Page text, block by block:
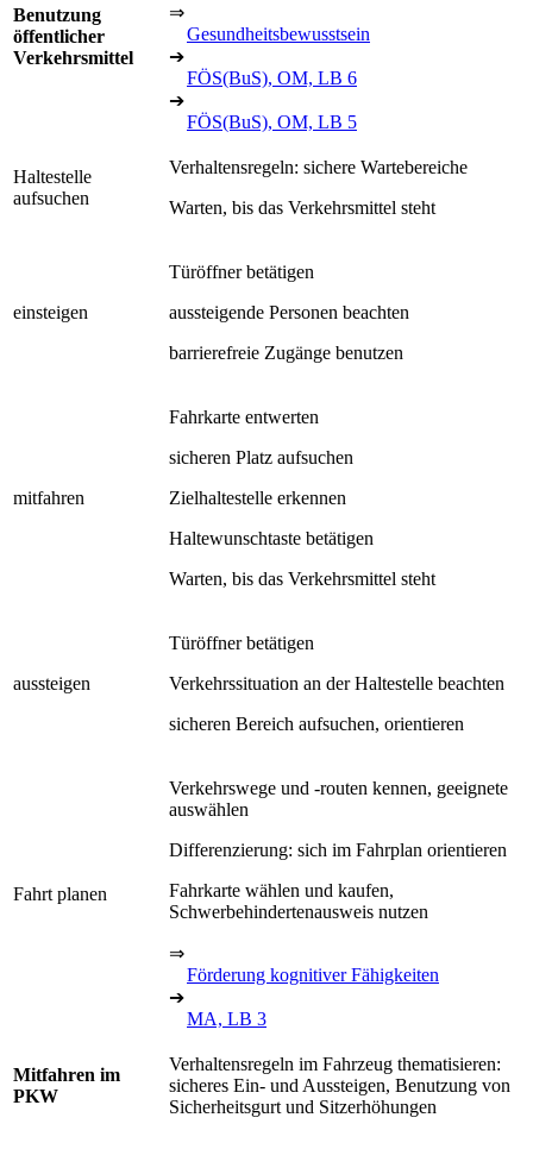
Benutzung
öffentlicher
Verkehrsmittel
⇒
Gesundheitsbewusstsein
➔
FÖS(BuS), OM, LB 6
➔
FÖS(BuS), OM, LB 5
Haltestelle
aufsuchen
Verhaltensregeln: sichere Wartebereiche
Warten, bis das Verkehrsmittel steht
einsteigen
Türöffner betätigen
aussteigende Personen beachten
barrierefreie Zugänge benutzen
mitfahren
Fahrkarte entwerten
sicheren Platz aufsuchen
Zielhaltestelle erkennen
Haltewunschtaste betätigen
Warten, bis das Verkehrsmittel steht
aussteigen
Türöffner betätigen
Verkehrssituation an der Haltestelle beachten
sicheren Bereich aufsuchen, orientieren
Fahrt planen
Verkehrswege und -routen kennen, geeignete
auswählen
Differenzierung: sich im Fahrplan orientieren
Fahrkarte wählen und kaufen,
Schwerbehindertenausweis nutzen
⇒
Förderung kognitiver Fähigkeiten
➔
MA, LB 3
Mitfahren im
PKW
Verhaltensregeln im Fahrzeug thematisieren:
sicheres Ein- und Aussteigen, Benutzung von
Sicherheitsgurt und Sitzerhöhungen